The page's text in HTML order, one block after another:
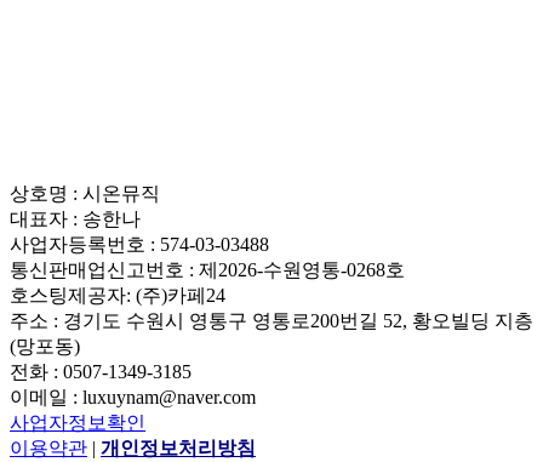
상호명 : 시온뮤직
대표자 : 송한나
사업자등록번호 : 574-03-03488
통신판매업신고번호 : 제2026-수원영통-0268호
호스팅제공자: (주)카페24
주소 : 경기도 수원시 영통구 영통로200번길 52, 황오빌딩 지층
(망포동)
전화 : 0507-1349-3185
이메일 : luxuynam@naver.com
사업자정보확인
이용약관 | 개인정보처리방침